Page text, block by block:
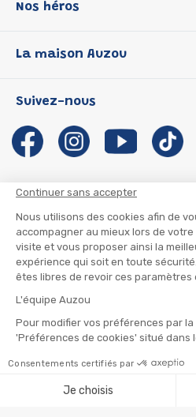
Continuer sans accepter
Nous utilisons des cookies afin de
accompagner au mieux lors de votre
visite et vous proposer ainsi la
expérience qui soit en toute
êtes libres de revoir ces paramètres
L'équipe Auzou
Pour modifier vos préférences par
'Préférences de cookies' situé dans
Consentements certifiés par
Je choisis
Nos héros
P'tit Loup
Les Influenceuses
Migali
Petite Taupe
La maison Auzou
Notre histoire
Auzou s'engage
Auteurs et illustrateurs Auzou
Suivre mon colis
Infos consommateur
Suivez-nous
CGU
CGV
Mentions
© 2026 - AUZOU |